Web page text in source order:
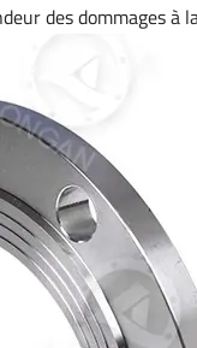
des dommages